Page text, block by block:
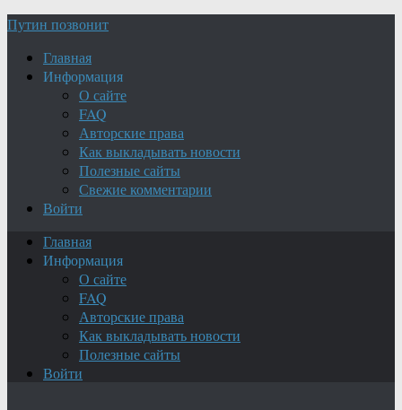
Путин позвонит
Главная
Информация
О сайте
FAQ
Авторские права
Как выкладывать новости
Полезные сайты
Свежие комментарии
Войти
Главная
Информация
О сайте
FAQ
Авторские права
Как выкладывать новости
Полезные сайты
Войти